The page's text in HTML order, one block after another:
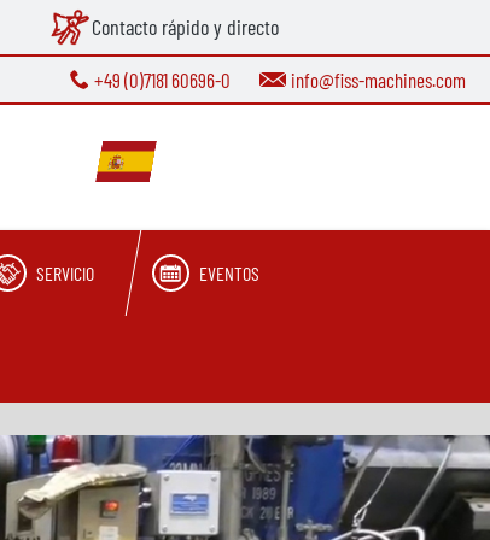
Contacto rápido y directo
+49 (0)7181 60696-0 info@fiss-machines.com
SERVICIO EVENTOS